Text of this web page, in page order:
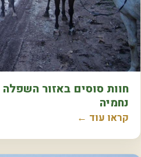
חוות סוסים באזור השפלה
נחמיה
קראו עוד ←